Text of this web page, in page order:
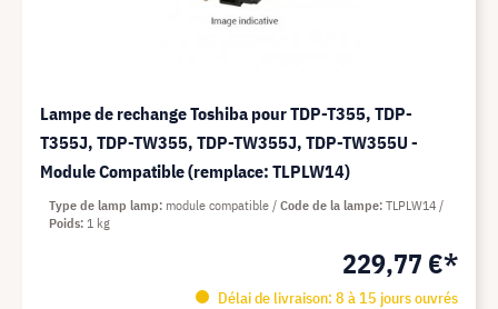
Lampe de rechange Toshiba pour TDP-T355, TDP-
T355J, TDP-TW355, TDP-TW355J, TDP-TW355U -
Module Compatible (remplace: TLPLW14)
229,77 €*
Délai de livraison: 8 à 15 jours ouvrés
Type de lamp lamp module compatible Code de la lampe TLPLW14
Poids 1 kg